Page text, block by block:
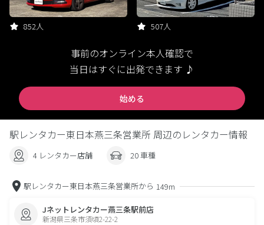
852人 507人
事前のオンライン本人確認で
当日はすぐに出発できます ♪
始める
駅レンタカー東日本燕三条営業所 周辺のレンタカー情報
4 レンタカー店舗 20 車種
駅レンタカー東日本燕三条営業所から 149m
Jネットレンタカー燕三条駅前店
新潟県三条市須頃2-22-2